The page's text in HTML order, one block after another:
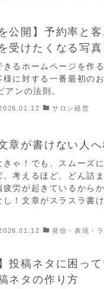
公開】予約率と
受けたくなる写真
きるホームページを作
様に対する一番最初の
アンの法則。
サロン経営
章が書けない人
きゃ！でも、スムーズ
、考えるほど、どん詰
疲労が起きているから
し！文章がスラスラ書
発信・表現・
投稿ネタに困っ
ネタの作り方